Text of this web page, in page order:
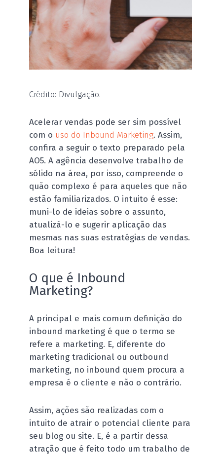
Crédito: Divulgação.
Acelerar vendas pode ser sim possível
com o uso do Inbound Marketing. Assim,
confira a seguir o texto preparado pela
AO5. A agência desenvolve trabalho de
sólido na área, por isso, compreende o
quão complexo é para aqueles que não
estão familiarizados. O intuito é esse:
muni-lo de ideias sobre o assunto,
atualizá-lo e sugerir aplicação das
mesmas nas suas estratégias de vendas.
Boa leitura!
O que é Inbound
Marketing?
A principal e mais comum definição do
inbound marketing é que o termo se
refere a marketing. E, diferente do
marketing tradicional ou outbound
marketing, no inbound quem procura a
empresa é o cliente e não o contrário.
Assim, ações são realizadas com o
intuito de atrair o potencial cliente para
seu blog ou site. E, é a partir dessa
atração que é feito todo um trabalho de